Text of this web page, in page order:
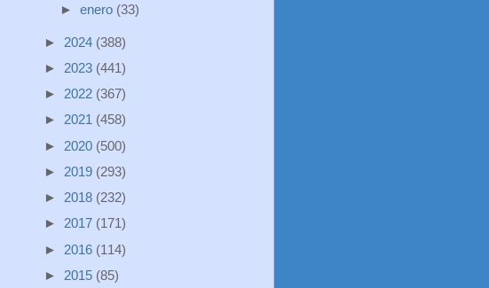
► enero (33)
► 2024 (388)
► 2023 (441)
► 2022 (367)
► 2021 (458)
► 2020 (500)
► 2019 (293)
► 2018 (232)
► 2017 (171)
► 2016 (114)
► 2015 (85)